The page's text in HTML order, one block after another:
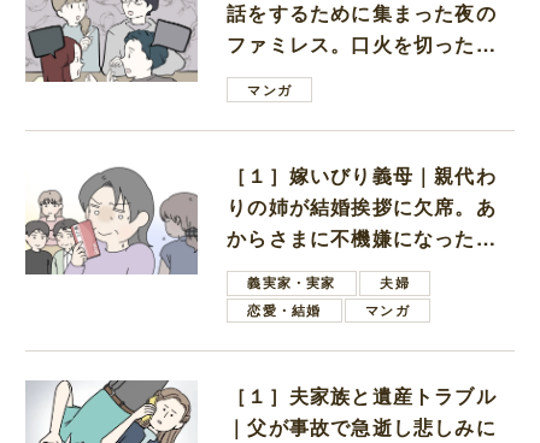
話をするために集まった夜の
ファミレス。口火を切ったの
は電車好きの男の子ママ
マンガ
［１］嫁いびり義母｜親代わ
りの姉が結婚挨拶に欠席。あ
からさまに不機嫌になった義
母義実家・実家
夫婦
恋愛・結婚
マンガ
［１］夫家族と遺産トラブル
｜父が事故で急逝し悲しみに